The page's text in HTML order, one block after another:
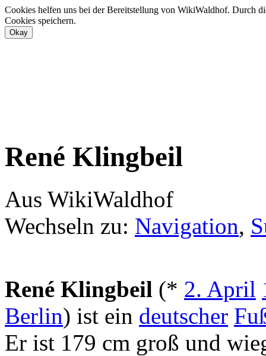
Cookies helfen uns bei der Bereitstellung von WikiWaldhof. Durch
Cookies speichern.
René Klingbeil
Aus WikiWaldhof
Wechseln zu: Navigation,
René Klingbeil (* 2. April
Berlin) ist ein deutscher
Er ist 179 cm groß und